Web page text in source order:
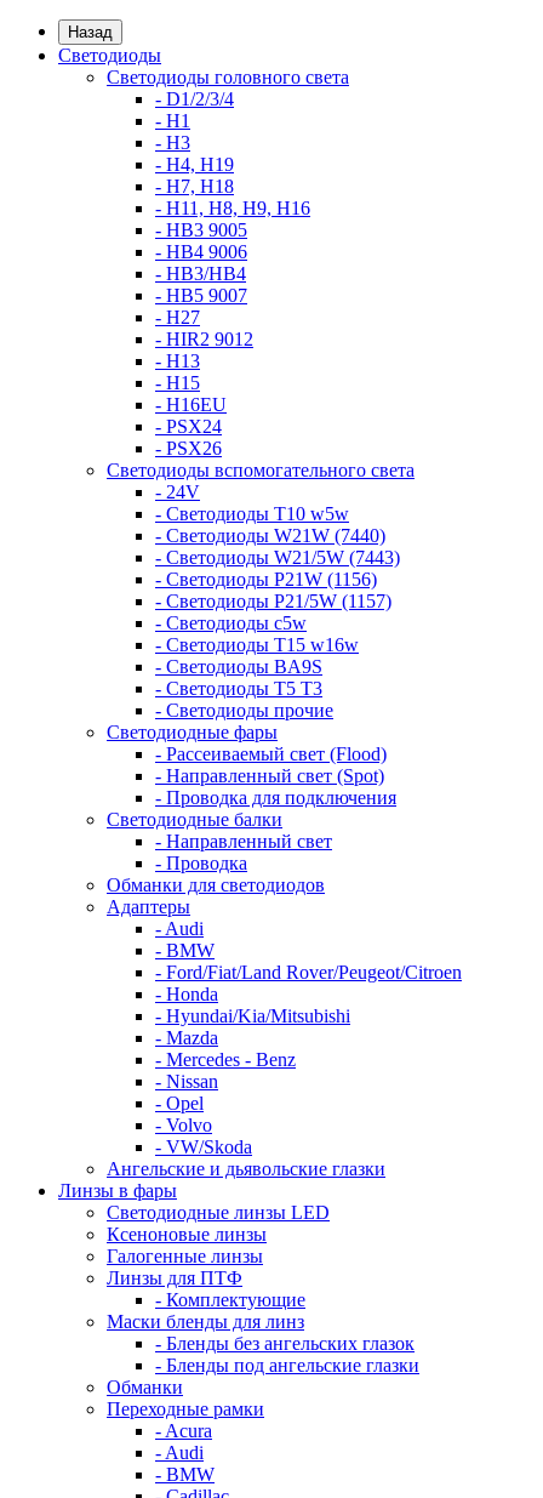
Назад
Светодиоды
Светодиоды головного света
- D1/2/3/4
- H1
- H3
- H4, H19
- H7, H18
- H11, H8, H9, H16
- HB3 9005
- HB4 9006
- HB3/HB4
- HB5 9007
- H27
- HIR2 9012
- H13
- H15
- H16EU
- PSX24
- PSX26
Светодиоды вспомогательного света
- 24V
- Светодиоды T10 w5w
- Светодиоды W21W (7440)
- Светодиоды W21/5W (7443)
- Светодиоды P21W (1156)
- Светодиоды P21/5W (1157)
- Светодиоды c5w
- Светодиоды T15 w16w
- Светодиоды BA9S
- Светодиоды T5 T3
- Светодиоды прочие
Светодиодные фары
- Рассеиваемый свет (Flood)
- Направленный свет (Spot)
- Проводка для подключения
Светодиодные балки
- Направленный свет
- Проводка
Обманки для светодиодов
Адаптеры
- Audi
- BMW
- Ford/Fiat/Land Rover/Peugeot/Citroen
- Honda
- Hyundai/Kia/Mitsubishi
- Mazda
- Mercedes - Benz
- Nissan
- Opel
- Volvo
- VW/Skoda
Ангельские и дьявольские глазки
Линзы в фары
Светодиодные линзы LED
Ксеноновые линзы
Галогенные линзы
Линзы для ПТФ
- Комплектующие
Маски бленды для линз
- Бленды без ангельских глазок
- Бленды под ангельские глазки
Обманки
Переходные рамки
- Acura
- Audi
- BMW